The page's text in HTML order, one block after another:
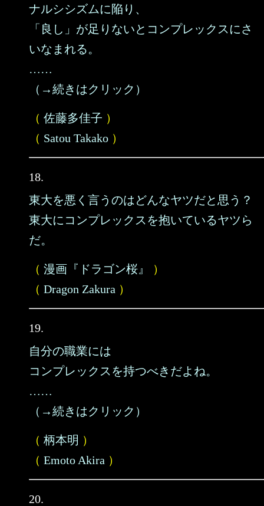
ナルシシズムに陥り、
「良し」が足りないとコンプレックスにさ
いなまれる。
……
（→続きはクリック）
（ 佐藤多佳子 ）
（ Satou Takako ）
18.
東大を悪く言うのはどんなヤツだと思う？
東大にコンプレックスを抱いているヤツら
だ。
（ 漫画『ドラゴン桜』
）
（ Dragon Zakura ）
19.
自分の職業には
コンプレックスを持つべきだよね。
……
（→続きはクリック）
（ 柄本明 ）
（ Emoto Akira ）
20.